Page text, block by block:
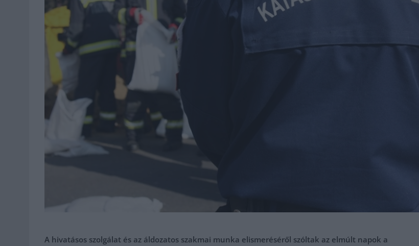
A hivatásos szolgálat és az áldozatos szakmai munka elismeréséről szóltak az elmúlt napok a